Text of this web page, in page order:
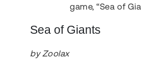
game, “Sea of
Sea of Giants
by Zoolax